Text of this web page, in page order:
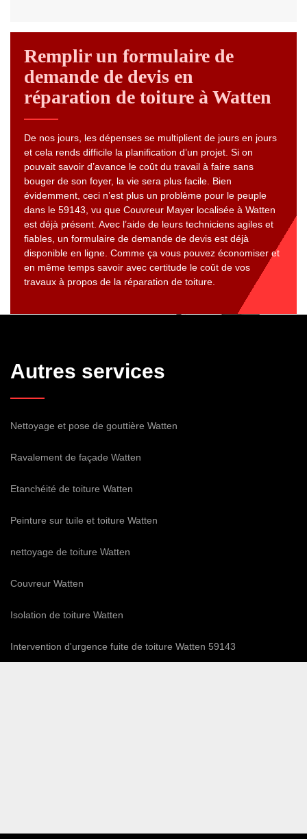
Remplir un formulaire de
demande de devis en
réparation de toiture à Watten
De nos jours, les dépenses se multiplient de jours en jours
et cela rends difficile la planification d’un projet. Si on
pouvait savoir d’avance le coût du travail à faire sans
bouger de son foyer, la vie sera plus facile. Bien
évidemment, ceci n’est plus un problème pour le peuple
dans le 59143, vu que Couvreur Mayer localisée à Watten
est déjà présent. Avec l’aide de leurs techniciens agiles et
fiables, un formulaire de demande de devis est déjà
disponible en ligne. Comme ça vous pouvez économiser et
en même temps savoir avec certitude le coût de vos
travaux à propos de la réparation de toiture.
Autres services
Nettoyage et pose de gouttière Watten
Ravalement de façade Watten
Etanchéité de toiture Watten
Peinture sur tuile et toiture Watten
nettoyage de toiture Watten
Couvreur Watten
Isolation de toiture Watten
Intervention d'urgence fuite de toiture Watten 59143